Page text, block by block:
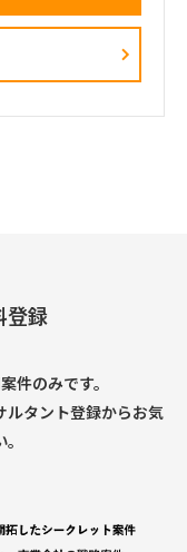
登録
件のみです。
ルタント登録からお気